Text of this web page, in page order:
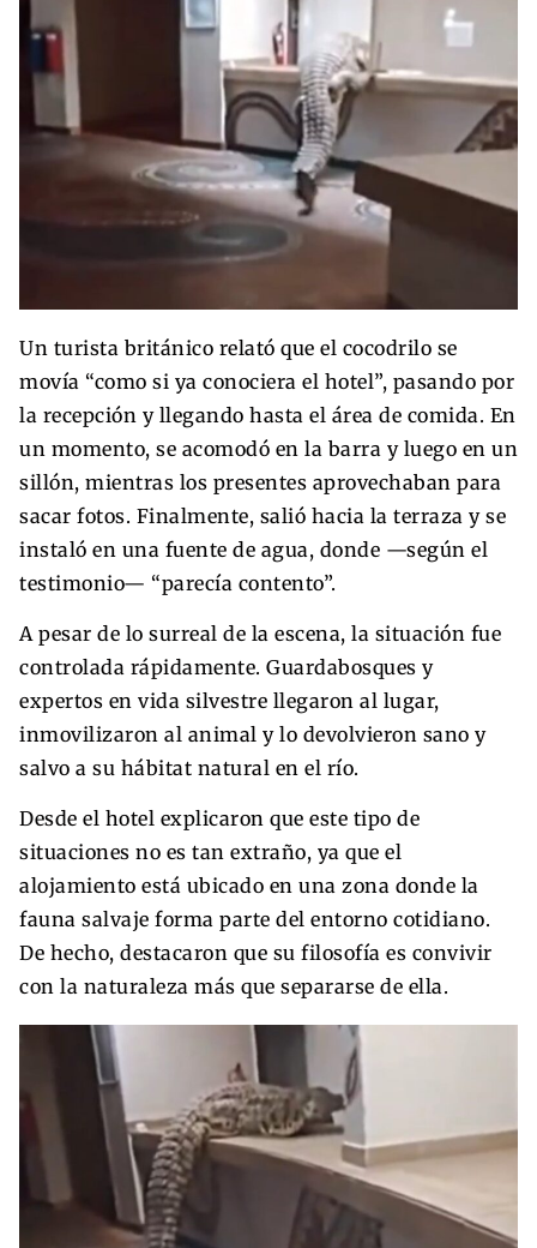
Un turista británico relató que el cocodrilo se
movía “como si ya conociera el hotel”, pasando por
la recepción y llegando hasta el área de comida. En
un momento, se acomodó en la barra y luego en un
sillón, mientras los presentes aprovechaban para
sacar fotos. Finalmente, salió hacia la terraza y se
instaló en una fuente de agua, donde —según el
testimonio— “parecía contento”.
A pesar de lo surreal de la escena, la situación fue
controlada rápidamente. Guardabosques y
expertos en vida silvestre llegaron al lugar,
inmovilizaron al animal y lo devolvieron sano y
salvo a su hábitat natural en el río.
Desde el hotel explicaron que este tipo de
situaciones no es tan extraño, ya que el
alojamiento está ubicado en una zona donde la
fauna salvaje forma parte del entorno cotidiano.
De hecho, destacaron que su filosofía es convivir
con la naturaleza más que separarse de ella.